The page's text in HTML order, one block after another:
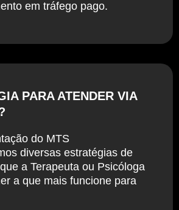
em tráfego pago.
PARA ATENDER VIA
do MTS
diversas estratégias de
a Terapeuta ou Psicóloga
a que mais funcione para